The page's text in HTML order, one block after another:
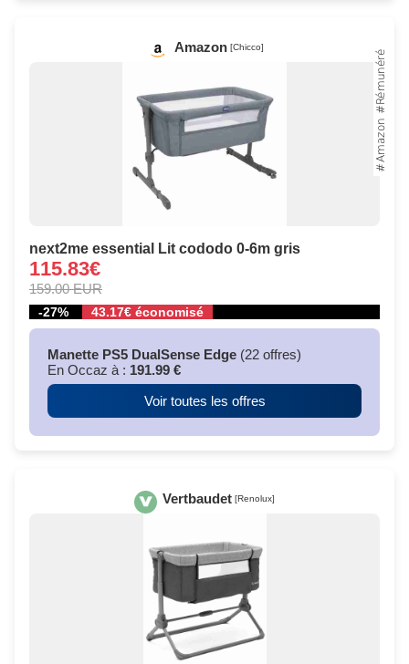
Amazon [Chicco]
next2me essential Lit cododo 0-6m gris
115.83€
159.00 EUR
-27% 43.17€ économisé
Manette PS5 DualSense Edge (22 offres)
En Occaz à : 191.99 €
Voir toutes les offres
Vertbaudet [Renolux]